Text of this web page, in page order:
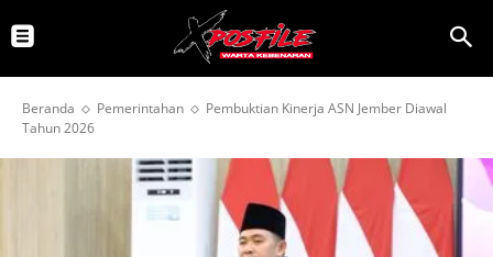
Beranda Pemerintahan
Pembuktian Kinerja ASN Jember Diawal
Tahun 2026